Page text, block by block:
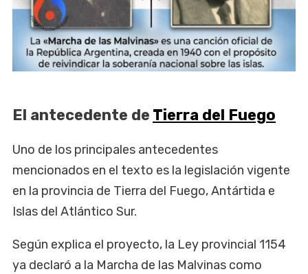
El antecedente de Tierra del Fuego
Uno de los principales antecedentes
mencionados en el texto es la legislación vigente
en la provincia de Tierra del Fuego, Antártida e
Islas del Atlántico Sur.
Según explica el proyecto, la Ley provincial 1154
ya declaró a la Marcha de las Malvinas como